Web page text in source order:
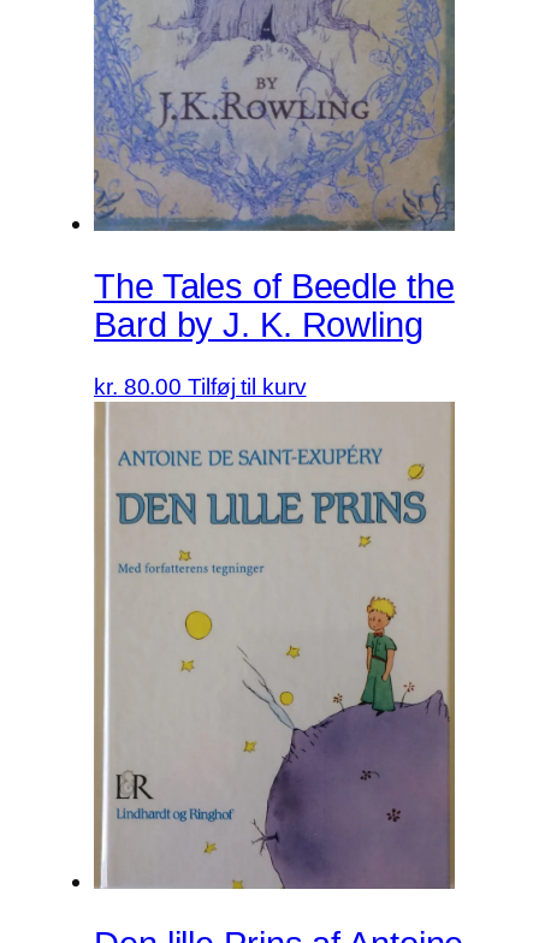
The Tales of Beedle the
Bard by J. K. Rowling
kr. 80.00 Tilføj til kurv